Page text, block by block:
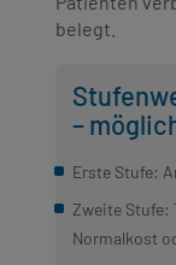
belegt.
–
Erste Stufe:
Zweite Stufe:
Normalkost